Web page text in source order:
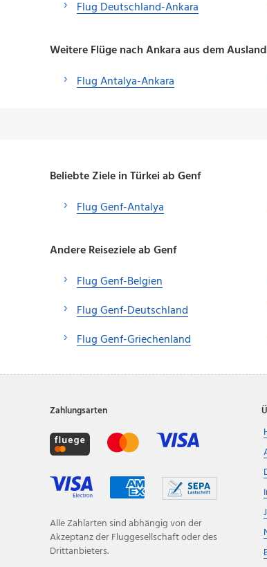
Flug Deutschland-Ankara
Weitere Flüge nach Ankara aus dem Ausland
Flug Antalya-Ankara
Beliebte Ziele in Türkei ab Genf
Flug Genf-Antalya
Andere Reiseziele ab Genf
Flug Genf-Belgien
Flug Genf-Deutschland
Flug Genf-Griechenland